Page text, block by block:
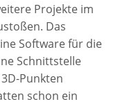
Projekte im
Das
Software für die
Schnittstelle
Punkten
schon ein